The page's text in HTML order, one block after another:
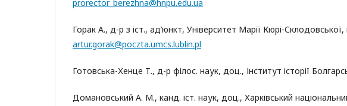
proreсtor_berezhna@hnpu.edu.ua
Горак А., д-р з іст., ад’юнкт, Університет Марії Кюрі-
artur.gorak@poczta.umcs.lublin.pl
Готовська-Хенце Т., д-р філос. наук, доц., Інститут історії
Домановський А. М., канд. іст. наук, доц., Харківський